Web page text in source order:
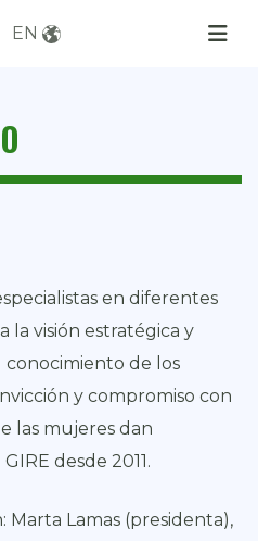
EN
en diferentes
la visión estratégica y
conocimiento de los
y compromiso con
las mujeres dan
desde 2011.
Lamas (presidenta),